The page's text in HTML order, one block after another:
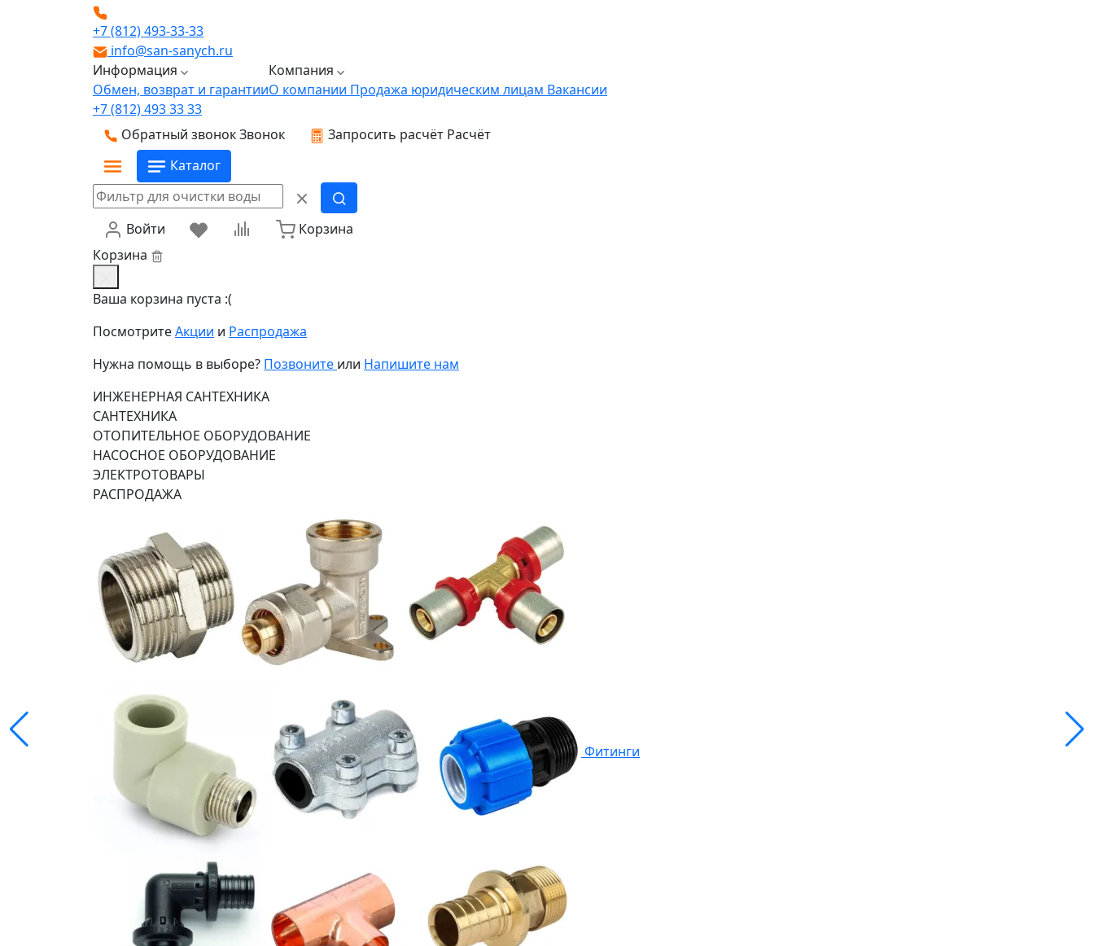
+7 (812) 493-33-33
info@san-sanych.ru
Информация
Обмен, возврат и гарантии
Компания
О компании Продажа юридическим лицам Вакансии
+7 (812) 493 33 33
Обратный звонокЗвонок Запросить расчёт Расчёт
Каталог
Войти
Корзина
Корзина
Ваша корзина пуста :(
ПосмотритеАкции и Распродажа
Нужна помощь в выборе? Позвоните или Напишите нам
ИНЖЕНЕРНАЯ САНТЕХНИКА
САНТЕХНИКА
ОТОПИТЕЛЬНОЕ ОБОРУДОВАНИЕ
НАСОСНОЕ ОБОРУДОВАНИЕ
ЭЛЕКТРОТОВАРЫ
РАСПРОДАЖА
Фитинги